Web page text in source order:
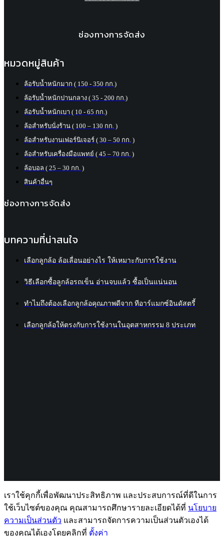
ช่องทางการจัดส่ง
หมวดหมู่สินค้า
ล้อรับน้ำหนักมาก ( 150 - 350 กก.)
ล้อรับน้ำหนักปานกลาง ( 35 - 200 กก.)
ล้อรับน้ำหนักเบา ( 10 - 65 กก.)
ล้อสำหรับนั่งร้าน ( 100 – 130 กก. )
ล้อสำหรับงานเฟอร์นิเจอร์ ( 30 – 50 กก. )
ล้อสำหรับเครื่องมือแพทย์ ( 45 – 70 กก. )
ล้อบอล ( 25 – 30 กก. )
สินค้าอื่นๆ
ช่องทางการจัดส่ง
บทความที่น่าสนใจ
เลือกลูกล้อ ล้อเลื่อนอย่างไร ให้เหมาะกับการใช้งาน
วิธีเลือกซื้อลูกล้อรถเข็น อ่านจบแล้ว ซื้อเป็นแน่นอน
ทำไมถึงต้องเลือกลูกล้อคุณภาพดีจาก ทีอาร์แมกซ์อินดัสตรี้
เลือกลูกล้อให้ตรงกับการใช้งานในอุตสาหกรรม 8 ประเภท
เราใช้คุกกี้เพื่อพัฒนาประสิทธิภาพ และประสบการณ์ที่ดีในการ
ใช้เว็บไซต์ของคุณ คุณสามารถศึกษารายละเอียดได้ที่ นโยบาย
ความเป็นส่วนตัว และสามารถจัดการความเป็นส่วนตัวเองได้
ของคุณได้เองโดยคลิกที่ ตั้งค่า